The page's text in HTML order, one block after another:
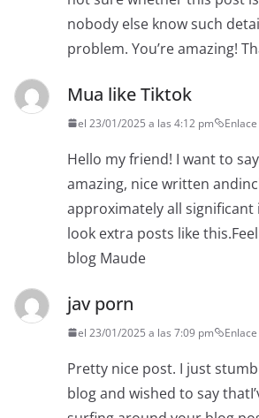
nobody else know such
problem. You’re amazing!
Mua like Tiktok
el 23/01/2025 a las 4:12 pm
Hello my friend! I want to
amazing, nice written
approximately all significant
look extra posts like
blog Maude
jav porn
el 23/01/2025 a las 7:09 pm
Pretty nice post. I just
blog and wished to say